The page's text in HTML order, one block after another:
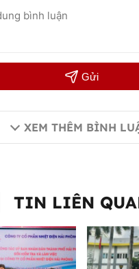
Gửi
XEM THÊM BÌNH
TIN LIÊN